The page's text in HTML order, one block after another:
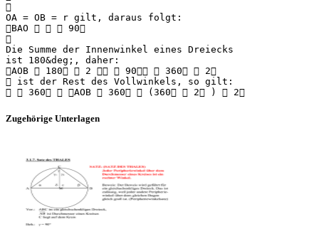

OA = OB = r gilt, daraus folgt:
BAO    90

Die Summe der Innenwinkel eines Dreiecks
ist 180&deg;, daher:
AOB  180  2   90  360  2
 ist der Rest des Vollwinkels, so gilt:
Zugehörige Unterlagen